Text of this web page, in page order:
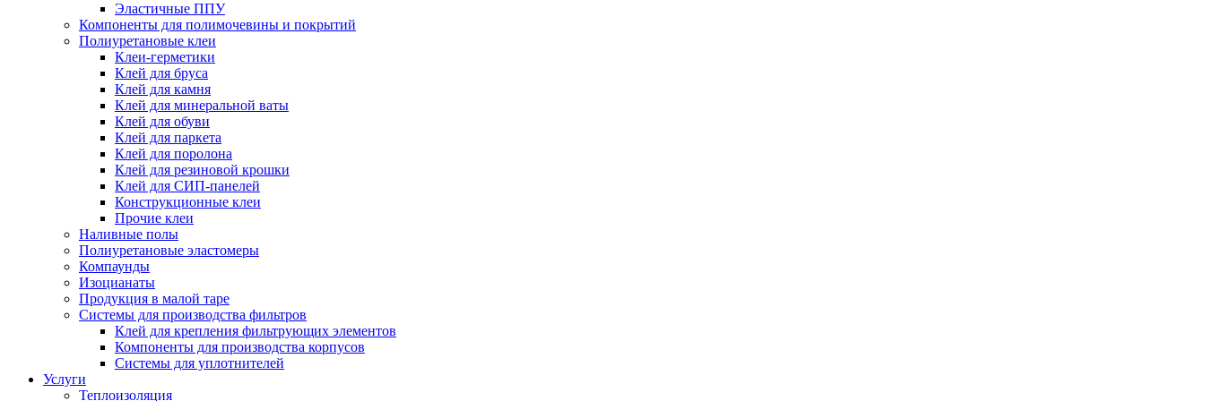
Эластичные ППУ
Компоненты для полимочевины и покрытий
Полиуретановые клеи
Клеи-герметики
Клей для бруса
Клей для камня
Клей для минеральной ваты
Клей для обуви
Клей для паркета
Клей для поролона
Клей для резиновой крошки
Клей для СИП-панелей
Конструкционные клеи
Прочие клеи
Наливные полы
Полиуретановые эластомеры
Компаунды
Изоцианаты
Продукция в малой таре
Системы для производства фильтров
Клей для крепления фильтрующих элементов
Компоненты для производства корпусов
Системы для уплотнителей
Услуги
Теплоизоляция